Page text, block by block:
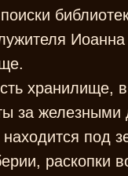
хранилище,
за железными
под
раскопки